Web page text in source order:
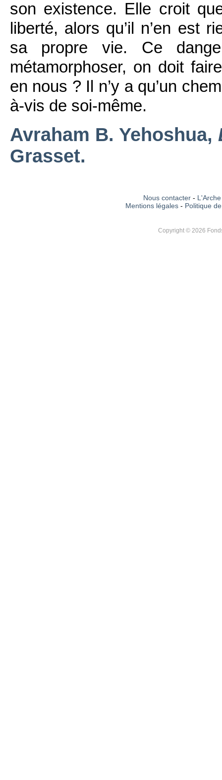
son existence. Elle croit
liberté, alors qu’il n’en est
sa propre vie. Ce
métamorphoser, on doit
en nous ? Il n’y a qu’un
à-vis de soi-même.
Avraham B. Yehoshua,
Grasset.
Nous contacter-
Mentions légales - Politique
Copyright © 2026